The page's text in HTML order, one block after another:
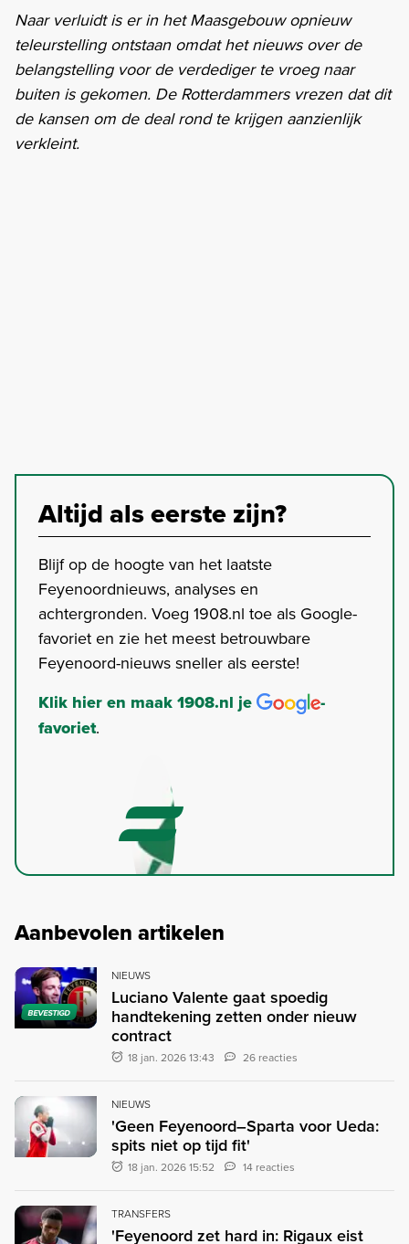
Naar verluidt is er in het Maasgebouw opnieuw
teleurstelling ontstaan omdat het nieuws over de
belangstelling voor de verdediger te vroeg naar
buiten is gekomen. De Rotterdammers vrezen dat dit
de kansen om de deal rond te krijgen aanzienlijk
verkleint.
Altijd als eerste zijn?
Blijf op de hoogte van het laatste
Feyenoordnieuws, analyses en
achtergronden. Voeg 1908.nl toe als Google-
favoriet en zie het meest betrouwbare
Feyenoord-nieuws sneller als eerste!
Klik hier en maak 1908.nl je
-
favoriet.
Aanbevolen artikelen
BEVESTIGD
NIEUWS
Luciano Valente gaat spoedig
handtekening zetten onder nieuw
contract
18 jan. 2026 13:43 26 reacties
NIEUWS
'Geen Feyenoord–Sparta voor Ueda:
spits niet op tijd fit'
18 jan. 2026 15:52 14 reacties
TRANSFERS
'Feyenoord zet hard in: Rigaux eist